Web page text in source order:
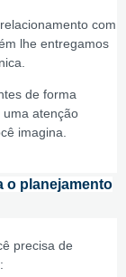
com
lhe entregamos
de forma
uma atenção
imagina.
o planejamento
precisa de